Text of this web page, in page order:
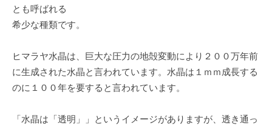
とも呼ばれる
希少な種類です。
ヒマラヤ水晶は、巨大な圧力の地殻変動により２００万年前
に生成された水晶と言われています。水晶は１ｍｍ成長する
のに１００年を要すると言われています。
「水晶は「透明」」というイメージがありますが、透き通っ